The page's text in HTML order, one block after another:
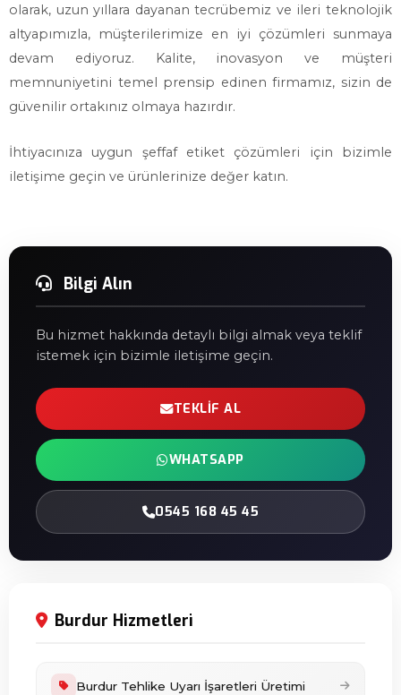
olarak, uzun yıllara dayanan tecrübemiz ve ileri teknolojik
altyapımızla, müşterilerimize en iyi çözümleri sunmaya
devam ediyoruz. Kalite, inovasyon ve müşteri
memnuniyetini temel prensip edinen firmamız, sizin de
güvenilir ortakınız olmaya hazırdır.
İhtiyacınıza uygun şeffaf etiket çözümleri için bizimle
iletişime geçin ve ürünlerinize değer katın.
Bilgi Alın
Bu hizmet hakkında detaylı bilgi almak veya teklif
istemek için bizimle iletişime geçin.
TEKLIF AL
WHATSAPP
0545 168 45 45
Burdur Hizmetleri
Burdur Tehlike Uyarı İşaretleri Üretimi